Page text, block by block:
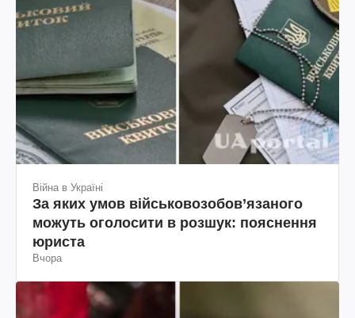
Війна в Україні
За яких умов військовозобов’язаного
можуть оголосити в розшук: пояснення
юриста
Вчора